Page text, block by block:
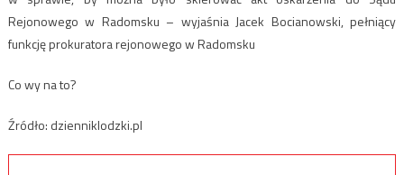
Rejonowego w Radomsku – wyjaśnia Jacek Bocianowski, pełniący
funkcję prokuratora rejonowego w Radomsku
Co wy na to?
Źródło: dzienniklodzki.pl